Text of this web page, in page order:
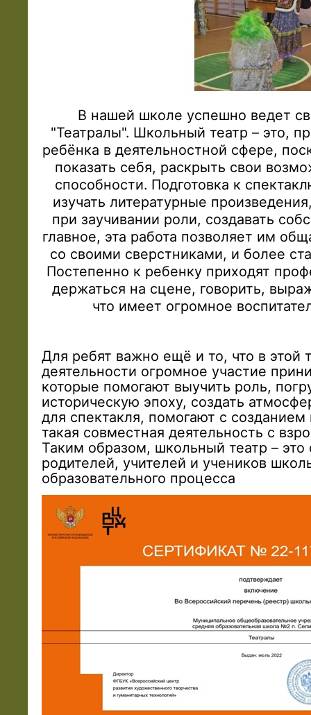
В нашей школе успешно ведет
"Театралы". Школьный театр – это,
ребёнка в деятельностной сфере,
показать себя, раскрыть свои
способности. Подготовка к
изучать литературные
при заучивании роли, создавать
главное, эта работа позволяет им
со своими сверстниками, и более
Постепенно к ребенку приходят
держаться на сцене, говорить,
что имеет огромное
Для ребят важно ещё и то, что в этой
деятельности огромное участие
которые помогают выучить роль,
историческую эпоху, создать
для спектакля, помогают с
такая совместная деятельность с
Таким образом, школьный театр – это
родителей, учителей и учеников
образовательного процесса